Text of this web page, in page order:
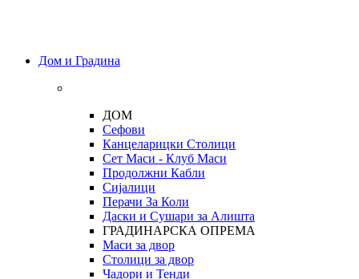
Дом и Градина
ДОМ
Сефови
Канцеларицки Столици
Сет Маси - Клуб Маси
Продолжни Кабли
Сијалици
Перачи За Коли
Даски и Сушари за Алишта
ГРАДИНАРСКА ОПРЕМА
Маси за двор
Столици за двор
Чадори и Тенди